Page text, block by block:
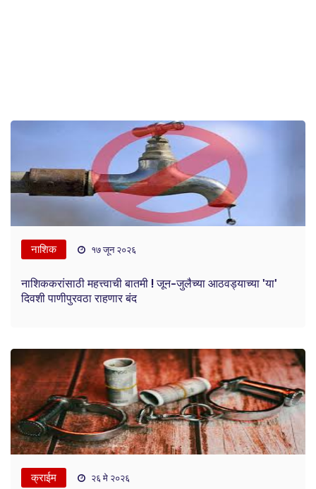
नाशिक १७ जून २०२६
नाशिककरांसाठी महत्त्वाची बातमी ! जून-जुलैच्या आठवड्याच्या 'या'
दिवशी पाणीपुरवठा राहणार बंद
क्राईम २६ मे २०२६